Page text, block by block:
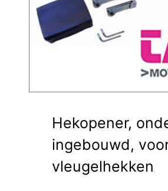
Hekopener,
ingebouwd,
vleugelhekken